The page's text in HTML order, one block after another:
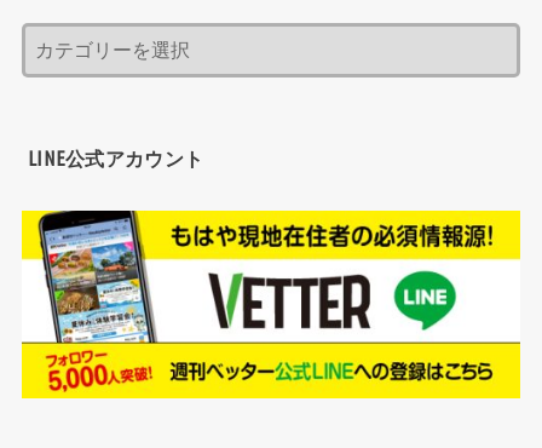
LINE公式アカウント